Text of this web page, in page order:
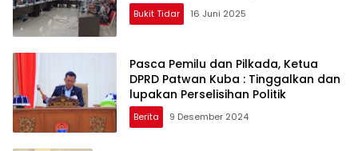
Bukit Tidar 16 Juni 2025
Pasca Pemilu dan Pilkada, Ketua
DPRD Patwan Kuba : Tinggalkan dan
lupakan Perselisihan Politik
Berita 9 Desember 2024